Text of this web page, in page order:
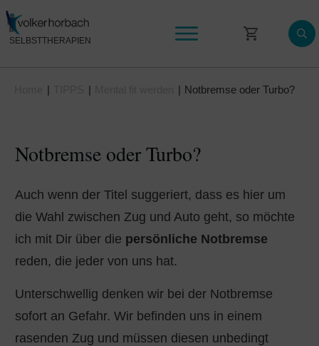
SELBSTTHERAPIEN
| | | Notbremse oder Turbo?
Notbremse oder Turbo?
Auch wenn der Titel suggeriert, dass es hier um
die Wahl zwischen Zug und Auto geht, so möchte
ich mit Dir über die persönliche Notbremse
reden, die jeder von uns hat.
Unterschwellig denken wir bei der Notbremse
sofort an Gefahr. Wir befinden uns in einem
rasenden Zug und müssen diesen unbedingt